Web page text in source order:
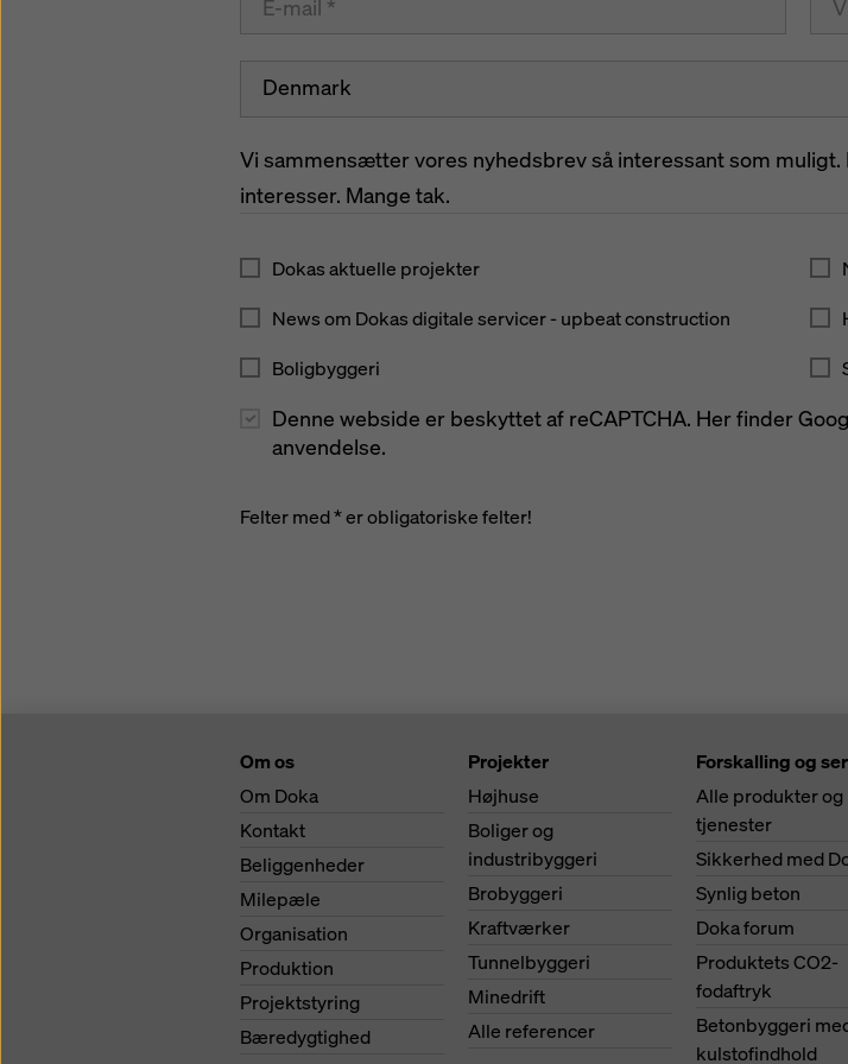
Denmark
Vi sammensætter vores nyhedsbrev så interessant som
interesser. Mange tak.
Dokas aktuelle projekter
News om Dokas digitale servicer - upbeat construction
Boligbyggeri
Denne webside er beskyttet af reCAPTCHA. Her finder
anvendelse.
Felter med * er obligatoriske felter!
Om os
Om Doka
Kontakt
Beliggenheder
Milepæle
Organisation
Produktion
Projektstyring
Bæredygtighed
Projekter
Højhuse
Boliger og
industribyggeri
Brobyggeri
Kraftværker
Tunnelbyggeri
Minedrift
Alle referencer
Forskalling og
Alle produkter og
tjenester
Sikkerhed med
Synlig beton
Doka forum
Produktets CO2-
fodaftryk
Betonbyggeri
kulstofindhold